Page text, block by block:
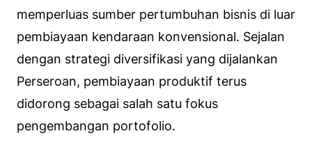
memperluas sumber pertumbuhan bisnis di luar
pembiayaan kendaraan konvensional. Sejalan
dengan strategi diversifikasi yang dijalankan
Perseroan, pembiayaan produktif terus
didorong sebagai salah satu fokus
pengembangan portofolio.